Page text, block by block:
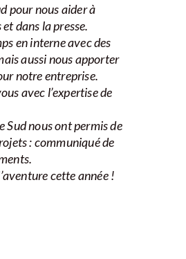
pour nous aider à
dans la presse.
en interne avec des
aussi nous apporter
notre entreprise.
avec l’expertise de
Sud nous ont permis de
: communiqué de
cette année !